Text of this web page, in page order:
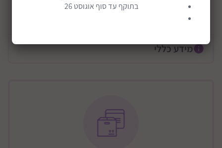
החדר המושלם.
בחירה במיטה כזו יכולה לחסוך זמן, מקום וכסף, והיא
הטיפול והאהבה לילדיהם.
קרא עוד
מידע כללי
בתוקף עד סוף אוגוסט 26